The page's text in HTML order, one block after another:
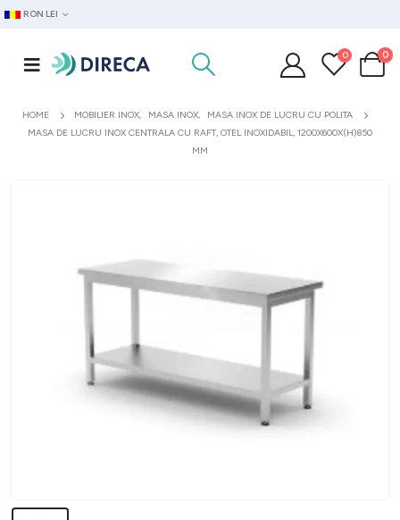
RON LEI
0 0
HOME MOBILIER INOX, MASA INOX,
MASA INOX DE LUCRU CU POLITA
MASA DE LUCRU INOX CENTRALA CU RAFT, OTEL INOXIDABIL, 1200X600X(H)850
MM